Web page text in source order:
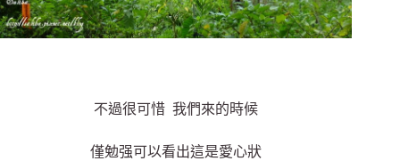
不過很可惜 我們來的時候
僅勉强可以看出這是愛心狀